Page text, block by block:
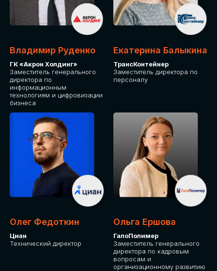
Владимир Руденко
ГК «Акрон Холдинг»
Заместитель генерального
директора по
информационным
технологиям и цифровизации
бизнеса
Екатерина Балыкина
ТрансКонтейнер
Заместитель директора по
персоналу
Олег Федоткин
Циан
Технический директор
Ольга Ершова
ГалоПолимер
Заместитель генерального
директора по кадровым
вопросам и
организационному развитию